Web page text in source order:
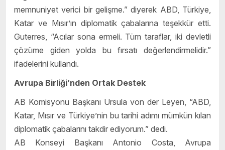
memnuniyet verici bir gelişme.” diyerek ABD, Türkiye,
Katar ve Mısır’ın diplomatik çabalarına teşekkür etti.
Guterres, “Acılar sona ermeli. Tüm taraflar, iki devletli
çözüme giden yolda bu fırsatı değerlendirmelidir.”
ifadelerini kullandı.
Avrupa Birliği’nden Ortak Destek
AB Komisyonu Başkanı Ursula von der Leyen, “ABD,
Katar, Mısır ve Türkiye’nin bu tarihi adımı mümkün kılan
diplomatik çabalarını takdir ediyorum.” dedi.
AB Konseyi Başkanı Antonio Costa, Avrupa